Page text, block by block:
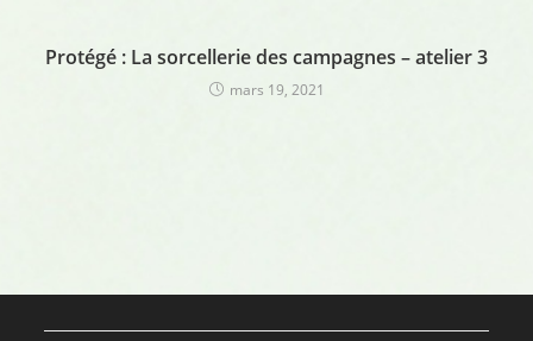
Protégé : La sorcellerie des campagnes – atelier 3
mars 19, 2021